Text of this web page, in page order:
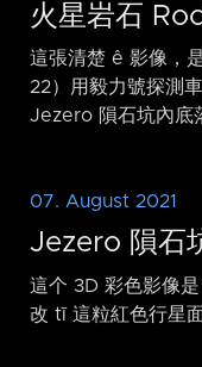
火星岩石
這張清楚 ê 影像，
22）用毅力號探測
Jezero 隕石坑內底
07. August 2021
Jezero 隕石
這个 3D 彩色影像
改 tī 這粒紅色行星